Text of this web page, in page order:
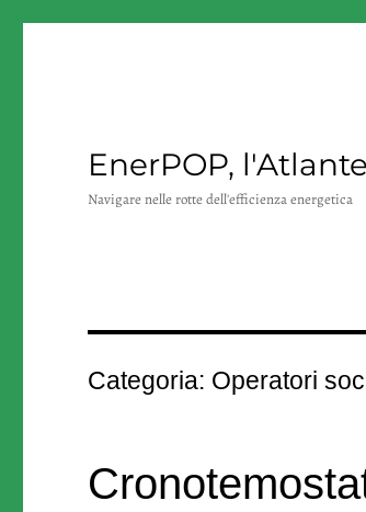
EnerPOP, l'Atlante
Navigare nelle rotte dell'efficienza energetica
Categoria: Operatori